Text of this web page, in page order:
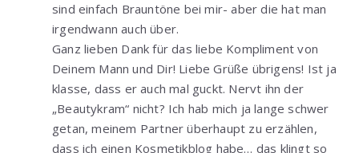
sind einfach Brauntöne bei mir- aber die hat man
irgendwann auch über.
Ganz lieben Dank für das liebe Kompliment von
Deinem Mann und Dir! Liebe Grüße übrigens! Ist ja
klasse, dass er auch mal guckt. Nervt ihn der
„Beautykram“ nicht? Ich hab mich ja lange schwer
getan, meinem Partner überhaupt zu erzählen,
dass ich einen Kosmetikblog habe… das klingt so